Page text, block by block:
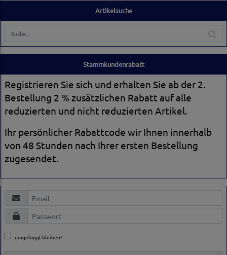
Artikelsuche
Stammkundenrabatt
Registrieren Sie sich und erhalten Sie ab der 2.
Bestellung 2 % zusätzlichen Rabatt auf alle
reduzierten und nicht reduzierten Artikel.
Ihr persönlicher Rabattcode wir Ihnen innerhalb
von 48 Stunden nach Ihrer ersten Bestellung
zugesendet.
eingeloggt bleiben?